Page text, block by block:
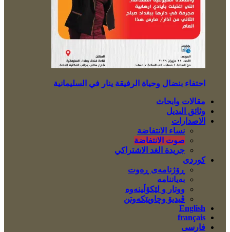
احتفاء بنضال وحياة الرفيقة ينار في السليمانية
مقالات وابحاث
وثائق البديل
الاصدارات
نساء الانتفاضة
صوت الانتفاضة
جريدة الغد الاشتراكي
کوردی
ڕۆژنامەی ڕەوت
بەیاننامە
ووتار و لێکۆڵینەوە
ڤیدیۆ وچاوپێکەوتن
English
français
فارسی